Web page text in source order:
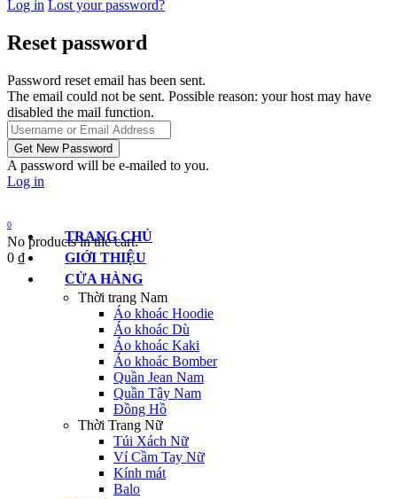
Log in Lost your password?
Reset password
Password reset email has been sent.
The email could not be sent. Possible reason: your host may have
disabled the mail function.
A password will be e-mailed to you.
Log in
0
No products in the cart.
0 ₫
TRANG CHỦ
GIỚI THIỆU
CỬA HÀNG
Thời trang Nam
Áo khoác Hoodie
Áo khoác Dù
Áo khoác Kaki
Áo khoác Bomber
Quần Jean Nam
Quần Tây Nam
Đồng Hồ
Thời Trang Nữ
Túi Xách Nữ
Ví Cầm Tay Nữ
Kính mát
Balo